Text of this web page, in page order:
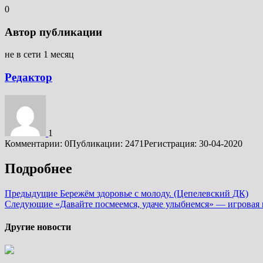
0
Автор публикации
не в сети 1 месяц
Редактор
1
Комментарии: 0Публикации: 2471Регистрация: 30-04-2020
Подробнее
Предыдущие Бережём здоровье с молоду. (Цепелевский ДК)
Следующие «Давайте посмеемся, удаче улыбнемся» — игровая
Другие новости